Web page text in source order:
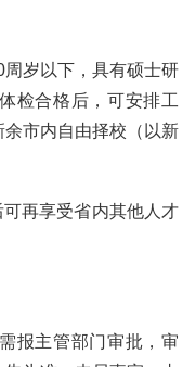
岁以下，具有硕士研
检合格后，可安排工
市内自由择校（以新
再享受省内其他人才
报主管部门审批，审